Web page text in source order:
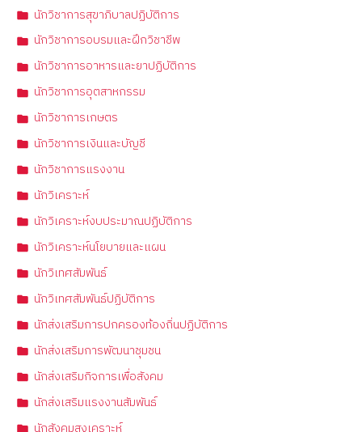
นักวิชาการสุขาภิบาลปฏิบัติการ
นักวิชาการอบรมและฝึกวิชาชีพ
นักวิชาการอาหารและยาปฏิบัติการ
นักวิชาการอุตสาหกรรม
นักวิชาการเกษตร
นักวิชาการเงินและบัญชี
นักวิชาการแรงงาน
นักวิเคราะห์
นักวิเคราะห์งบประมาณปฏิบัติการ
นักวิเคราะห์นโยบายและแผน
นักวิเทศสัมพันธ์
นักวิเทศสัมพันธ์ปฏิบัติการ
นักส่งเสริมการปกครองท้องถิ่นปฏิบัติการ
นักส่งเสริมการพัฒนาชุมชน
นักส่งเสริมกิจการเพื่อสังคม
นักส่งเสริมแรงงานสัมพันธ์